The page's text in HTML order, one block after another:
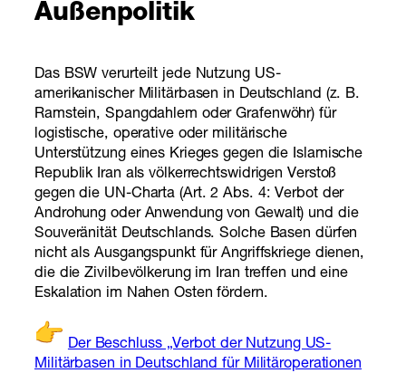
Außenpolitik
Das BSW verurteilt jede Nutzung US-
amerikanischer Militärbasen in Deutschland (z. B.
Ramstein, Spangdahlem oder Grafenwöhr) für
logistische, operative oder militärische
Unterstützung eines Krieges gegen die Islamische
Republik Iran als völkerrechtswidrigen Verstoß
gegen die UN-Charta (Art. 2 Abs. 4: Verbot der
Androhung oder Anwendung von Gewalt) und die
Souveränität Deutschlands. Solche Basen dürfen
nicht als Ausgangspunkt für Angriffskriege dienen,
die die Zivilbevölkerung im Iran treffen und eine
Eskalation im Nahen Osten fördern.
Der Beschluss „Verbot der Nutzung US-
Militärbasen in Deutschland für Militäroperationen